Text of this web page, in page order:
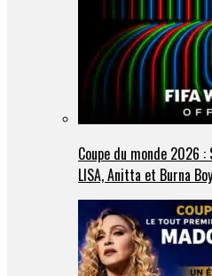
Coupe du monde 2026
LISA, Anitta et Burna